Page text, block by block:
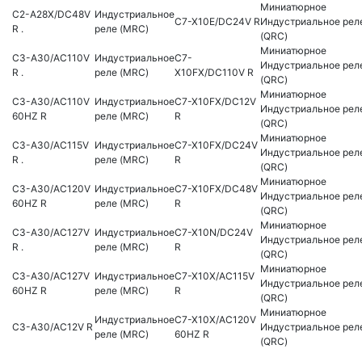
C2-A28X/DC48V
R .
Индустриальное
реле (MRC)
C7-X10E/DC24V R
Миниатюрное
Индустриальное
(QRC)
C3-A30/AC110V
R .
Индустриальное
реле (MRC)
C7-
X10FX/DC110V R
Миниатюрное
Индустриальное
(QRC)
C3-A30/AC110V
60HZ R
Индустриальное
реле (MRC)
C7-X10FX/DC12V
R
Миниатюрное
Индустриальное
(QRC)
C3-A30/AC115V
R .
Индустриальное
реле (MRC)
C7-X10FX/DC24V
R
Миниатюрное
Индустриальное
(QRC)
C3-A30/AC120V
60HZ R
Индустриальное
реле (MRC)
C7-X10FX/DC48V
R
Миниатюрное
Индустриальное
(QRC)
C3-A30/AC127V
R .
Индустриальное
реле (MRC)
C7-X10N/DC24V
R
Миниатюрное
Индустриальное
(QRC)
C3-A30/AC127V
60HZ R
Индустриальное
реле (MRC)
C7-X10X/AC115V
R
Миниатюрное
Индустриальное
(QRC)
C3-A30/AC12V R
Индустриальное
реле (MRC)
C7-X10X/AC120V
60HZ R
Миниатюрное
Индустриальное
(QRC)